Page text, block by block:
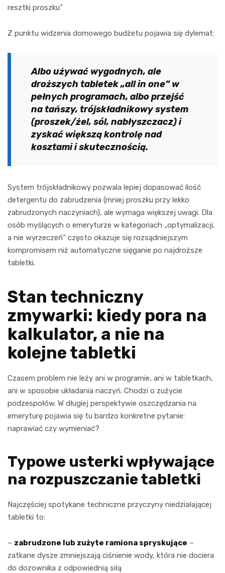
resztki proszku”
Z punktu widzenia domowego budżetu pojawia się dylemat:
Albo używać wygodnych, ale
droższych tabletek „all in one” w
pełnych programach, albo przejść
na tańszy, trójskładnikowy system
(proszek/żel, sól, nabłyszczacz) i
zyskać większą kontrolę nad
kosztami i skutecznością.
System trójskładnikowy pozwala lepiej dopasować ilość
detergentu do zabrudzenia (mniej proszku przy lekko
zabrudzonych naczyniach), ale wymaga większej uwagi. Dla
osób myślących o emeryturze w kategoriach „optymalizacji,
a nie wyrzeczeń” często okazuje się rozsądniejszym
kompromisem niż automatyczne sięganie po najdroższe
tabletki.
Stan techniczny
zmywarki: kiedy pora na
kalkulator, a nie na
kolejne tabletki
Czasem problem nie leży ani w programie, ani w tabletkach,
ani w sposobie układania naczyń. Chodzi o zużycie
podzespołów. W długiej perspektywie oszczędzania na
emeryturę pojawia się tu bardzo konkretne pytanie:
naprawiać czy wymieniać?
Typowe usterki wpływające
na rozpuszczanie tabletki
Najczęściej spotykane techniczne przyczyny niedziałającej
tabletki to:
– zabrudzone lub zużyte ramiona spryskujące –
zatkane dysze zmniejszają ciśnienie wody, która nie dociera
do dozownika z odpowiednią siłą